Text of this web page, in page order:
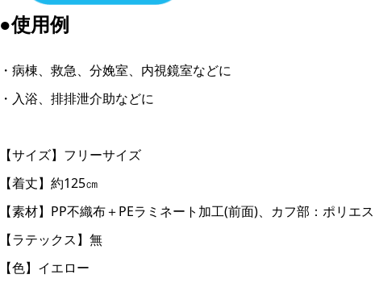
●使用例
・病棟、救急、分娩室、内視鏡室などに
・入浴、排排泄介助などに
【サイズ】フリーサイズ
【着丈】約125㎝
【素材】PP不織布＋PEラミネート加工(前面)、カフ部：ポリエ
【ラテックス】無
【色】イエロー